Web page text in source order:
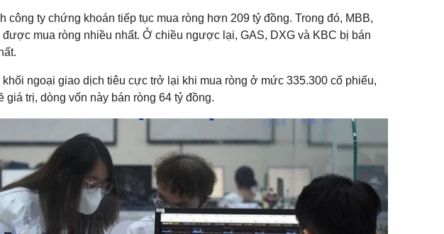
công ty chứng khoán tiếp tục mua ròng hơn 209 tỷ đồng. Trong đó, MBB,
được mua ròng nhiều nhất. Ở chiều ngược lại, GAS, DXG và KBC bị bán
khối ngoại giao dịch tiêu cực trở lại khi mua ròng ở mức 335.300 cổ phiếu,
giá trị, dòng vốn này bán ròng 64 tỷ đồng.